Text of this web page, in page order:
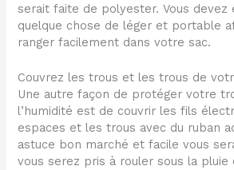
serait faite de polyester. Vous devez
quelque chose de léger et portable
ranger facilement dans votre sac.
Couvrez les trous et les trous de
Une autre façon de protéger votre
l’humidité est de couvrir les fils
espaces et les trous avec du ruban
astuce bon marché et facile vous
vous serez pris à rouler sous la pluie